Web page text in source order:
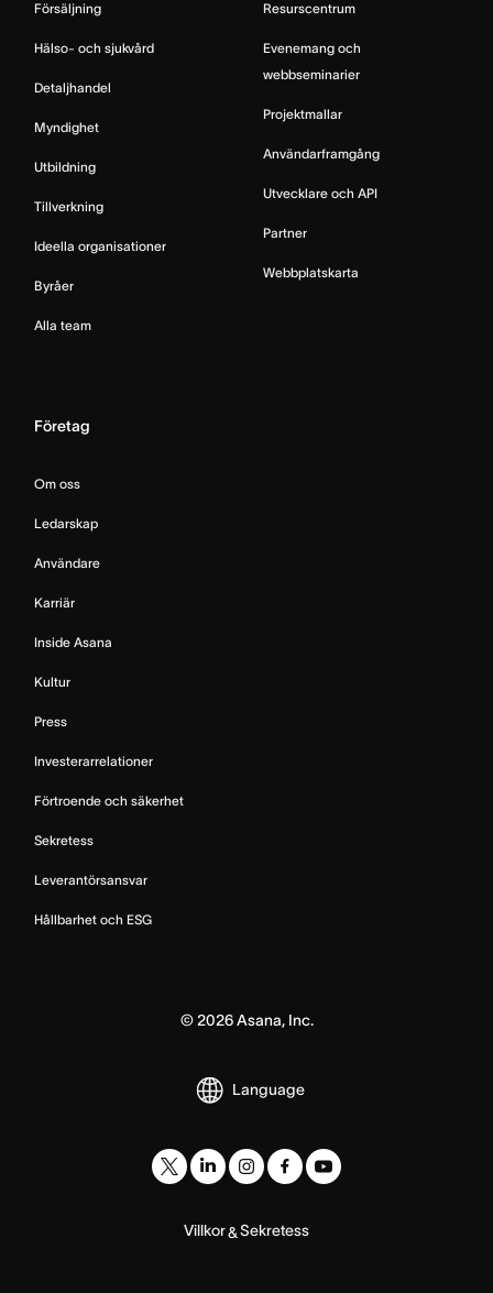
Försäljning
Hälso- och sjukvård
Detaljhandel
Myndighet
Utbildning
Tillverkning
Ideella organisationer
Byråer
Alla team
Resurscentrum
Evenemang och
webbseminarier
Projektmallar
Användarframgång
Utvecklare och API
Partner
Webbplatskarta
Företag
Om oss
Ledarskap
Användare
Karriär
Inside Asana
Kultur
Press
Investerarrelationer
Förtroende och säkerhet
Sekretess
Leverantörsansvar
Hållbarhet och ESG
© 2026Asana, Inc.
Language
Villkor&Sekretess